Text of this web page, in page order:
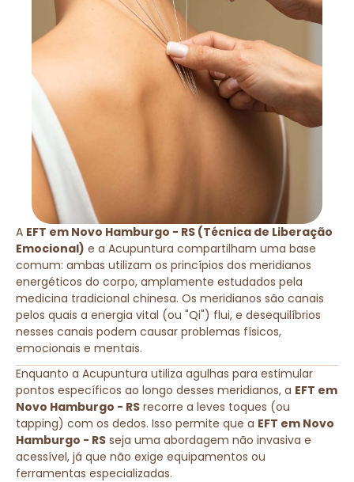
A EFT em Novo Hamburgo - RS (Técnica de Liberação
Emocional) e a Acupuntura compartilham uma base
comum: ambas utilizam os princípios dos meridianos
energéticos do corpo, amplamente estudados pela
medicina tradicional chinesa. Os meridianos são canais
pelos quais a energia vital (ou "Qi") flui, e desequilíbrios
nesses canais podem causar problemas físicos,
emocionais e mentais.
Enquanto a Acupuntura utiliza agulhas para estimular
pontos específicos ao longo desses meridianos, a EFT em
Novo Hamburgo - RS recorre a leves toques (ou
tapping) com os dedos. Isso permite que a EFT em Novo
Hamburgo - RS seja uma abordagem não invasiva e
acessível, já que não exige equipamentos ou
ferramentas especializadas.